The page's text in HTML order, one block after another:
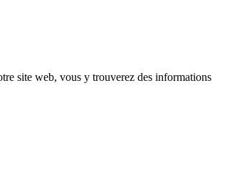
site web, vous y trouverez des informations